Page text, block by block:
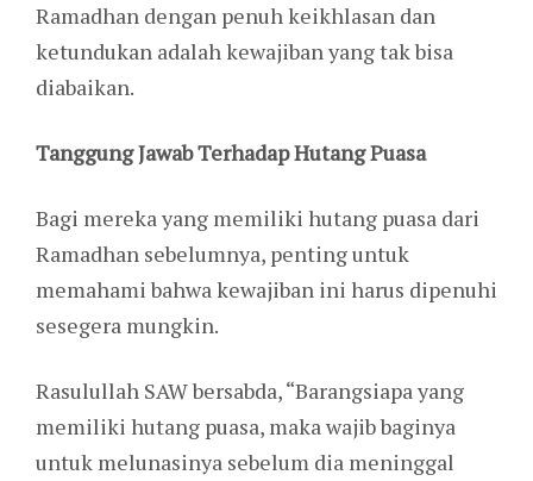
Ramadhan dengan penuh keikhlasan dan
ketundukan adalah kewajiban yang tak bisa
diabaikan.
Tanggung Jawab Terhadap Hutang Puasa
Bagi mereka yang memiliki hutang puasa dari
Ramadhan sebelumnya, penting untuk
memahami bahwa kewajiban ini harus dipenuhi
sesegera mungkin.
Rasulullah SAW bersabda, “Barangsiapa yang
memiliki hutang puasa, maka wajib baginya
untuk melunasinya sebelum dia meninggal